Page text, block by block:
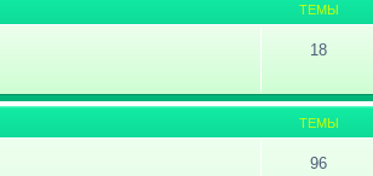
ТЕМЫ
18
ТЕМЫ
96